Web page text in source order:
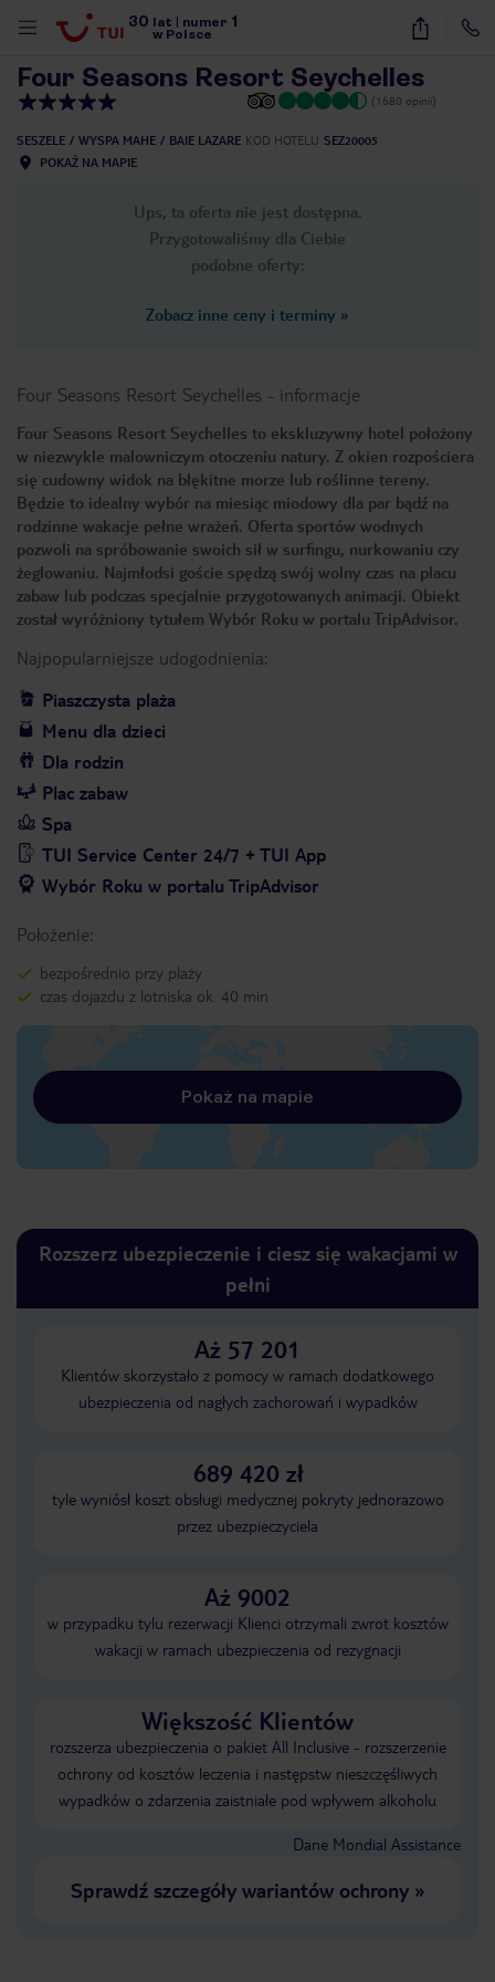
30 lat numer 1
w Polsce
50
Four Seasons Resort Seychelles
(1680 opinii)
SESZELE WYSPA MAHE BAIE LAZARE KOD HOTELU SEZ20005
POKAŻ NA MAPIE
Ups, ta oferta nie jest dostępna.
Przygotowaliśmy dla Ciebie
podobne oferty:
Zobacz inne ceny i terminy »
Four Seasons Resort Seychelles - informacje
Four Seasons Resort Seychelles to ekskluzywny hotel położony
w niezwykle malowniczym otoczeniu natury. Z okien rozpościera
się cudowny widok na błękitne morze lub roślinne tereny.
Będzie to idealny wybór na miesiąc miodowy dla par bądź na
rodzinne wakacje pełne wrażeń. Oferta sportów wodnych
pozwoli na spróbowanie swoich sił w surfingu, nurkowaniu czy
żeglowaniu. Najmłodsi goście spędzą swój wolny czas na placu
zabaw lub podczas specjalnie przygotowanych animacji. Obiekt
został wyróżniony tytułem Wybór Roku w portalu TripAdvisor.
Najpopularniejsze udogodnienia:
Piaszczysta plaża
Menu dla dzieci
Dla rodzin
Plac zabaw
Spa
TUI Service Center 24/7 + TUI App
Wybór Roku w portalu TripAdvisor
Położenie:
bezpośrednio przy plaży
czas dojazdu z lotniska ok. 40 min
Pokaż na mapie
Rozszerz ubezpieczenie i ciesz się wakacjami w
pełni
Aż 57 201
Klientów skorzystało z pomocy w ramach dodatkowego
ubezpieczenia od nagłych zachorowań i wypadków
689 420 zł
tyle wyniósł koszt obsługi medycznej pokryty jednorazowo
przez ubezpieczyciela
Aż 9002
w przypadku tylu rezerwacji Klienci otrzymali zwrot kosztów
wakacji w ramach ubezpieczenia od rezygnacji
Większość Klientów
rozszerza ubezpieczenia o pakiet All Inclusive - rozszerzenie
ochrony od kosztów leczenia i następstw nieszczęśliwych
wypadków o zdarzenia zaistniałe pod wpływem alkoholu
Dane Mondial Assistance
Sprawdź szczegóły wariantów ochrony»